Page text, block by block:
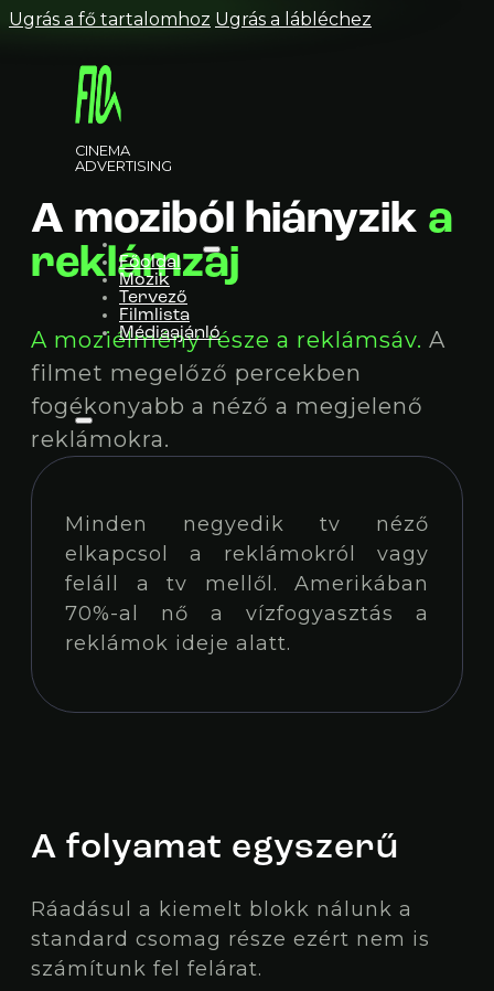
Ugrás a fő tartalomhoz Ugrás a lábléchez
CINEMA
ADVERTISING
Főoldal
Mozik
Tervező
Filmlista
Médiaajánló
A moziból hiányzik a
reklámzaj
A moziélmény része a reklámsáv. A
filmet megelőző percekben
fogékonyabb a néző a megjelenő
reklámokra.
Minden negyedik tv néző
elkapcsol a reklámokról vagy
feláll a tv mellől. Amerikában
70%-al nő a vízfogyasztás a
reklámok ideje alatt.
A folyamat egyszerű
Ráadásul a kiemelt blokk nálunk a
standard csomag része ezért nem is
számítunk fel felárat.